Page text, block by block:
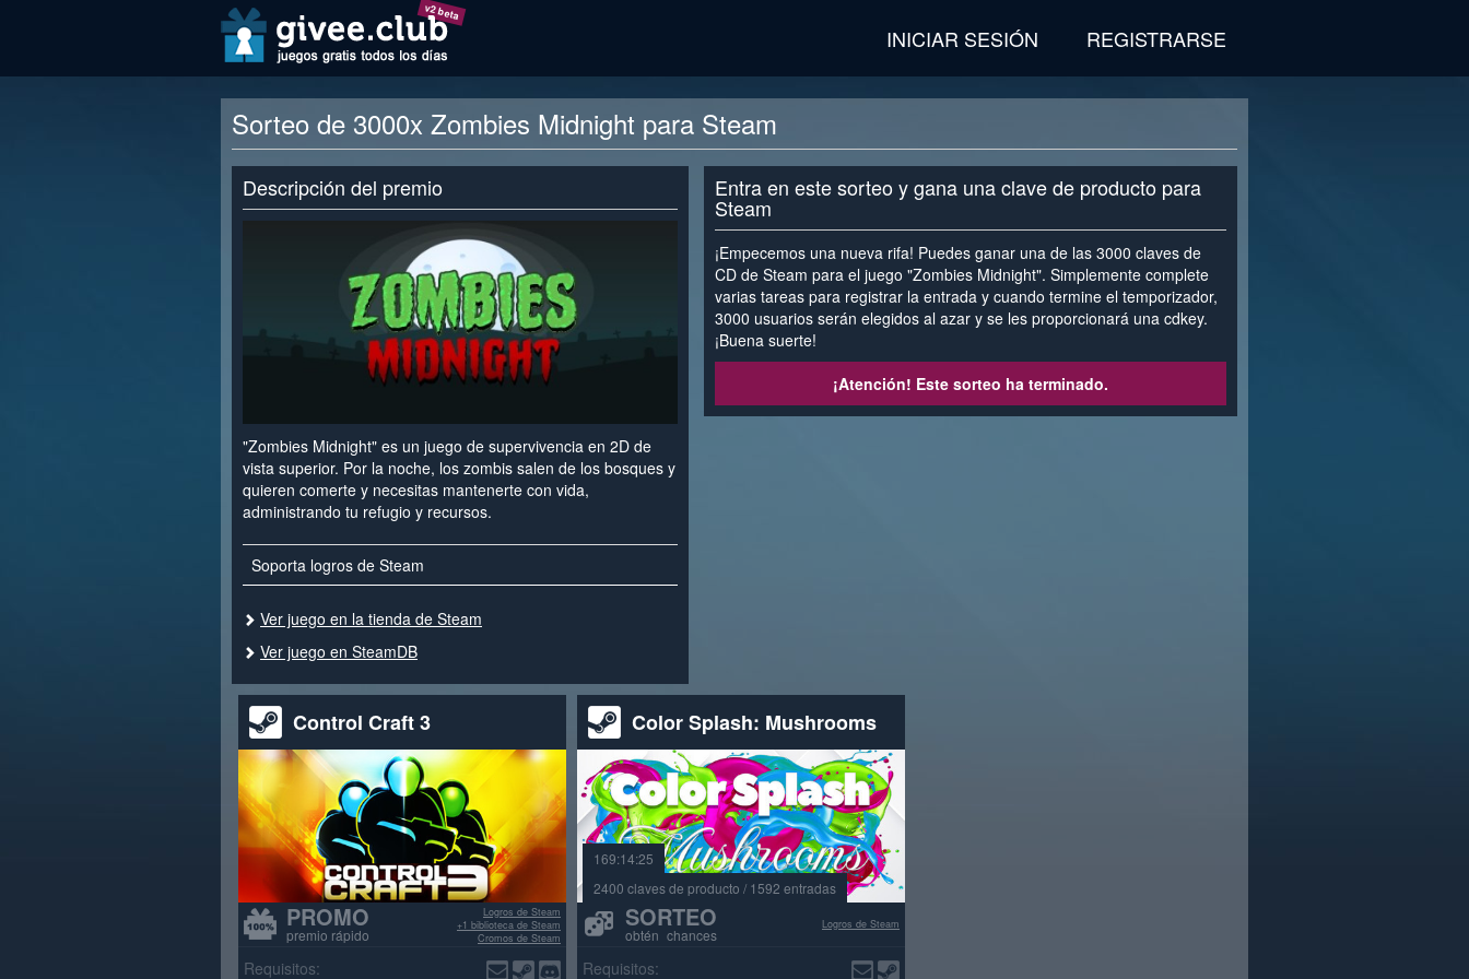
v2 beta
INICIAR SESIÓN REGISTRARSE
Sorteo de 3000x Zombies Midnight para Steam
Descripción del premio
"Zombies Midnight" es un juego de supervivencia en 2D de
vista superior. Por la noche, los zombis salen de los bosques y
quieren comerte y necesitas mantenerte con vida,
administrando tu refugio y recursos.
Soporta logros de Steam
Ver juego en la tienda de Steam
Ver juego en SteamDB
Entra en este sorteo y gana una clave de producto para
Steam
¡Empecemos una nueva rifa! Puedes ganar una de las 3000 claves de
CD de Steam para el juego "Zombies Midnight". Simplemente complete
varias tareas para registrar la entrada y cuando termine el temporizador,
3000 usuarios serán elegidos al azar y se les proporcionará una cdkey.
¡Buena suerte!
¡Atención! Este sorteo ha terminado.
Control Craft 3
PROMO
premio rápido
Logros de Steam
+1 biblioteca de Steam
Cromos de Steam
Requisitos:
Color Splash: Mushrooms
169:14:25
2400 claves de producto / 1592 entradas
SORTEO
obtén chances
Logros de Steam
Requisitos: